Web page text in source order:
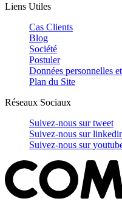
Liens Utiles
Cas Clients
Blog
Société
Postuler
Données personnelles
Plan du Site
Réseaux Sociaux
Suivez-nous surtweet
Suivez-nous sur
Suivez-nous sur